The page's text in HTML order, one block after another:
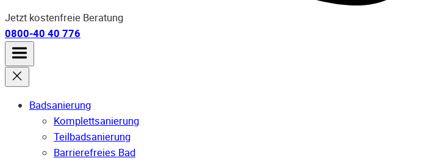
Jetzt kostenfreie Beratung
0800-40 40 776
Badsanierung
Komplettsanierung
Teilbadsanierung
Barrierefreies Bad